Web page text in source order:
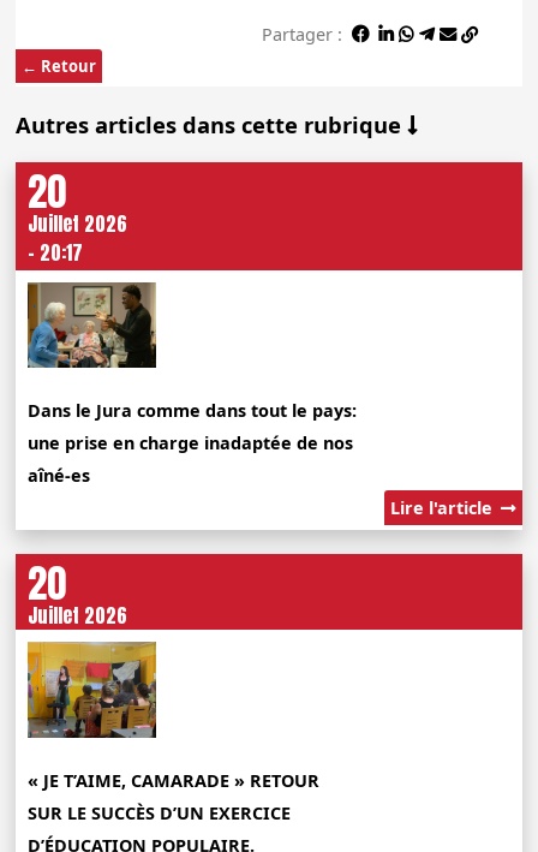
← Retour
Partager :
Autres articles dans cette rubrique
20
Juillet 2026
- 20:17
Dans le Jura comme dans tout le pays:
une prise en charge inadaptée de nos
aîné-es
Lire l'article
20
Juillet 2026
« JE T’AIME, CAMARADE » RETOUR
SUR LE SUCCÈS D’UN EXERCICE
D’ÉDUCATION POPULAIRE.